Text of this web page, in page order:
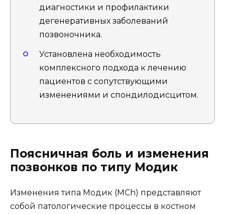
диагностики и профилактики
дегенеративных заболеваний
позвоночника.
Установлена необходимость
комплексного подхода к лечению
пациентов с сопутствующими
изменениями и спондилодисцитом.
Поясничная боль и изменения
позвонков по типу Модик
Изменения типа Модик (MCh) представляют
собой патологические процессы в костном